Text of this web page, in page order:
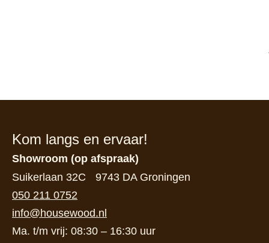
Kom langs en ervaar!
Showroom (op afspraak)
Suikerlaan 32C 9743 DA Groningen
050 211 0752
info@housewood.nl
Ma. t/m vrij: 08:30 – 16:30 uur